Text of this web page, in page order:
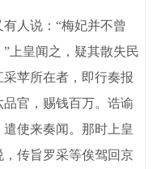
人说：“梅妃并不曾
上皇闻之，疑其散失民
苹所在者，即行奏报
官，赐钱百万。诰谕
使来奏闻。那时上皇
传旨罗采等俟驾回京